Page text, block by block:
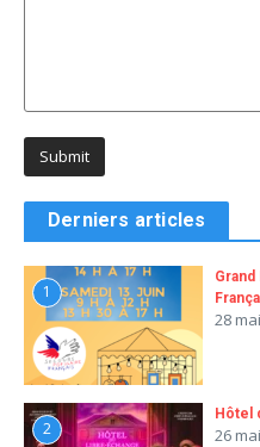
Derniers articles
1
28
2
Hôtel
26